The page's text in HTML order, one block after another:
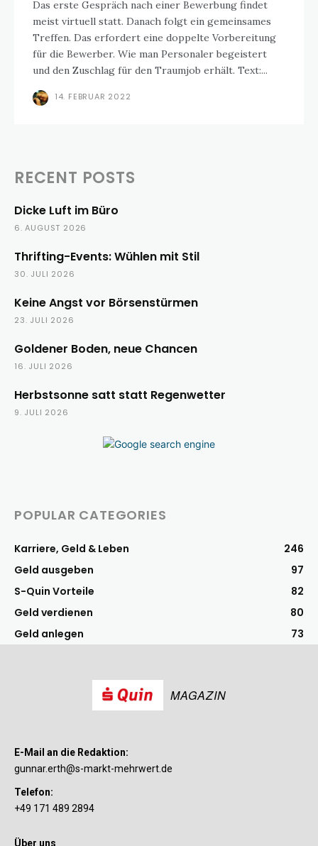
Das erste Gespräch nach einer Bewerbung findet
meist virtuell statt. Danach folgt ein gemeinsames
Treffen. Das erfordert eine doppelte Vorbereitung
für die Bewerber. Wie man Personaler begeistert
und den Zuschlag für den Traumjob erhält. Text:...
14. FEBRUAR 2022
RECENT POSTS
Dicke Luft im Büro
6. AUGUST 2026
Thrifting-Events: Wühlen mit Stil
30. JULI 2026
Keine Angst vor Börsenstürmen
23. JULI 2026
Goldener Boden, neue Chancen
16. JULI 2026
Herbstsonne satt statt Regenwetter
9. JULI 2026
POPULAR CATEGORIES
Karriere, Geld & Leben
246
Geld ausgeben
97
S-Quin Vorteile
82
Geld verdienen
80
Geld anlegen
73
MAGAZIN
E-Mail an die Redaktion:
gunnar.erth@s-markt-mehrwert.de
Telefon:
+49 171 489 2894
Über uns